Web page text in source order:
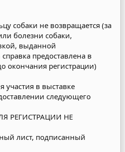
собаки не возвращается (за
болезни собаки,
выданной
предоставлена в
окончания регистрации)
в выставке
следующего
РЕГИСТРАЦИИ НЕ
лист, подписанный